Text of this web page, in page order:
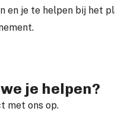
en je te helpen bij het
je helpen?
met ons op.